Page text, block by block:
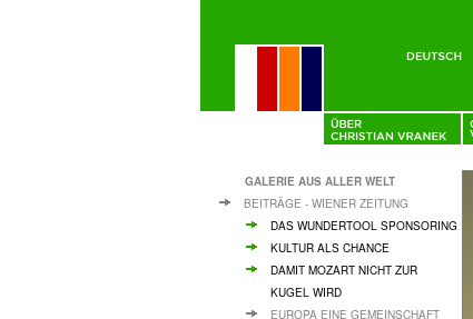
GALERIE AUS ALLER WELT
BEITRÄGE - WIENER ZEITUNG
DAS WUNDERTOOL SPONSORING
KULTUR ALS CHANCE
DAMIT MOZART NICHT ZUR
KUGEL WIRD
EUROPA EINE GEMEINSCHAFT